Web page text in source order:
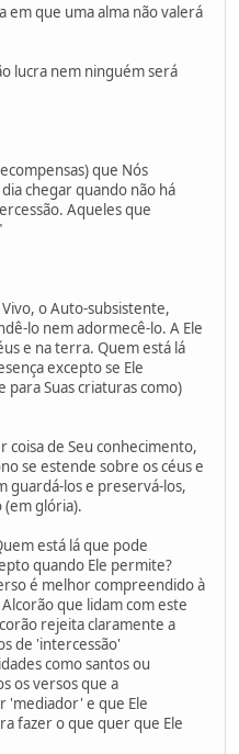
em que uma alma não valerá
lucra nem ninguém será
que Nós
chegar quando não há
Aqueles que
o Auto-subsistente,
lo nem adormecê-lo. A Ele
e na terra. Quem está lá
excepto se Ele
para Suas criaturas como)
coisa de Seu conhecimento,
se estende sobre os céus e
guardá-los e preservá-los,
(em glória).
está lá que pode
quando Ele permite?
é melhor compreendido à
que lidam com este
rejeita claramente a
de 'intercessão'
como santos ou
os versos que a
'mediador' e que Ele
fazer o que quer que Ele